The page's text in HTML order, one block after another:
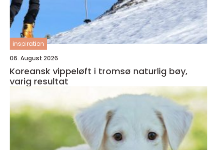
inspiration
06. August 2026
Koreansk vippeløft i tromsø naturlig bøy,
varig resultat